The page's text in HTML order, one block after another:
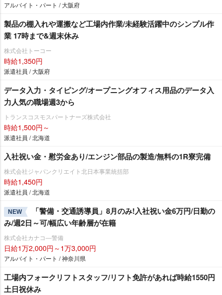
アルバイト・パート / 大阪府
製品の棚入れや運搬など工場内作業/未経験活躍中のシンプル作
業 17時まで&週末休み
株式会社トーコー
時給1,350円
派遣社員 / 大阪府
データ入力・タイピング/オープニングオフィス用品のデータ入
力人気の職場週3から
トランスコスモスパートナーズ株式会社
時給1,500円～
派遣社員 / 北海道
入社祝い金・慰労金あり/エンジン部品の製造/無料の1R寮完備
株式会社ジャパンクリエイト北日本事業統括部
時給1,450円
派遣社員 / 北海道
NEW
「警備・交通誘導員」8月のみ!入社祝い金6万円/日勤の
み/週2日～可/幅広い年齢層が在籍
株式会社カナコ―警備
日給1万2,000円～1万3,000円
アルバイト・パート / 神奈川県
工場内フォークリフトスタッフ/リフト免許があれば時給1550円
土日祝休み